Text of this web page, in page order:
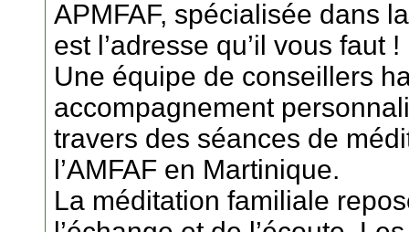
APMFAF, spécialisée dans
est l’adresse qu’il vous faut !
Une équipe de conseillers
accompagnement
travers des séances de
l’AMFAF en Martinique.
La méditation familiale